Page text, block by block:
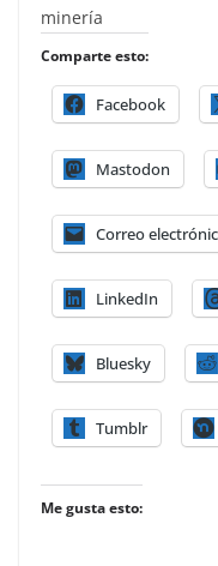
minería
Comparte esto:
Facebook
Mastodon
Correo
LinkedIn
Bluesky
Tumblr
Me gusta esto: